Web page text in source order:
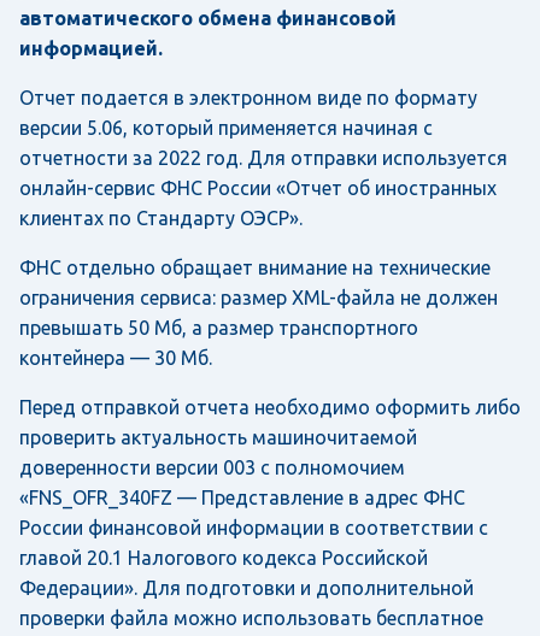
автоматического обмена финансовой
информацией.
Отчет подается в электронном виде по формату
версии 5.06, который применяется начиная с
отчетности за 2022 год. Для отправки используется
онлайн-сервис ФНС России «Отчет об иностранных
клиентах по Стандарту ОЭСР».
ФНС отдельно обращает внимание на технические
ограничения сервиса: размер XML-файла не должен
превышать 50 Мб, а размер транспортного
контейнера — 30 Мб.
Перед отправкой отчета необходимо оформить либо
проверить актуальность машиночитаемой
доверенности версии 003 с полномочием
«FNS_OFR_340FZ — Представление в адрес ФНС
России финансовой информации в соответствии с
главой 20.1 Налогового кодекса Российской
Федерации». Для подготовки и дополнительной
проверки файла можно использовать бесплатное